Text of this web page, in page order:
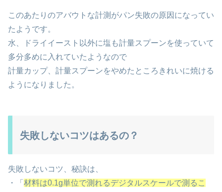
このあたりのアバウトな計測がパン失敗の原因になってい
たようです。
水、ドライイースト以外に塩も計量スプーンを使っていて
多分多めに入れていたようなので
計量カップ、計量スプーンをやめたところきれいに焼ける
ようになりました。
失敗しないコツはあるの？
失敗しないコツ、秘訣は、
・「 材料は0.1g単位で測れるデジタルスケールで測るこ